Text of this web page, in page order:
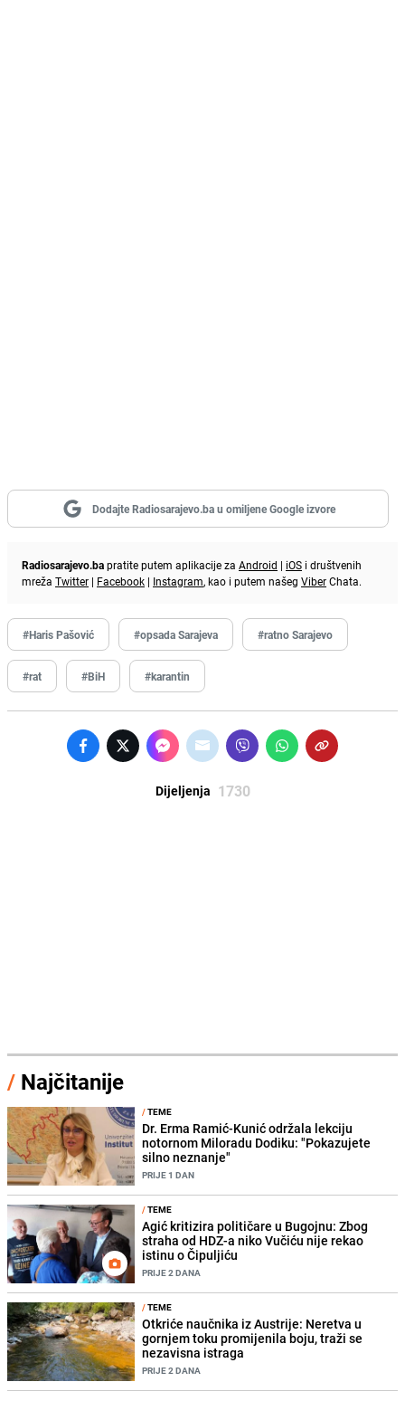
Dodajte Radiosarajevo.ba u omiljene Google izvore
Radiosarajevo.bapratite putem aplikacije za Android | iOS i društvenih
mreža Twitter | Facebook | Instagram, kao i putem našeg ViberChata.
#Haris Pašović #opsada Sarajeva #ratno Sarajevo
#rat #BiH #karantin
Dijeljenja 1730
/ Najčitanije
/TEME
Dr. Erma Ramić-Kunić održala lekciju
notornom Miloradu Dodiku: "Pokazujete
silno neznanje"
PRIJE 1 DAN
/TEME
Agić kritizira političare u Bugojnu: Zbog
straha od HDZ-a niko Vučiću nije rekao
istinu o Čipuljiću
PRIJE 2 DANA
/TEME
Otkriće naučnika iz Austrije: Neretva u
gornjem toku promijenila boju, traži se
nezavisna istraga
PRIJE 2 DANA